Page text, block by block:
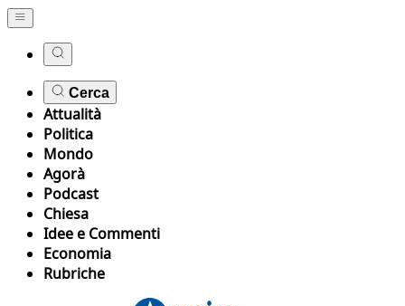
Cerca
Attualità
Politica
Mondo
Agorà
Podcast
Chiesa
Idee e Commenti
Economia
Rubriche